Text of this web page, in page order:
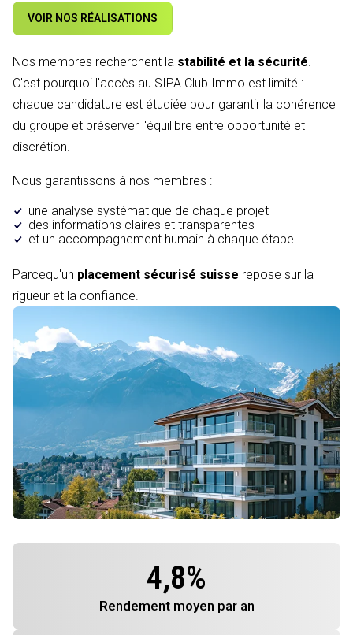
VOIR NOS RÉALISATIONS
Nos membres recherchent la stabilité et la sécurité.
C'est pourquoi l'accès au SIPA Club Immo est limité :
chaque candidature est étudiée pour garantir la cohérence
du groupe et préserver l'équilibre entre opportunité et
discrétion.
Nous garantissons à nos membres :
une analyse systématique de chaque projet
des informations claires et transparentes
et un accompagnement humain à chaque étape.
Parcequ'un placement sécurisé suisse repose sur la
rigueur et la confiance.
4,8%
Rendement moyen par an